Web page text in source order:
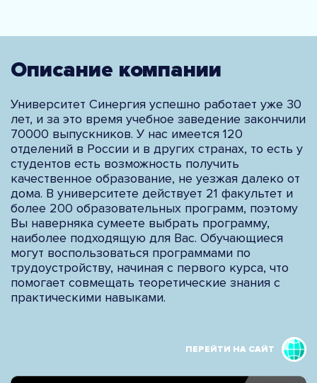
Описание компании
Университет Синергия успешно работает уже 30
лет, и за это время учебное заведение закончили
70000 выпускников. У нас имеется 120
отделений в России и в других странах, то есть у
студентов есть возможность получить
качественное образование, не уезжая далеко от
дома. В университете действует 21 факультет и
более 200 образовательных программ, поэтому
Вы наверняка сумеете выбрать программу,
наиболее подходящую для Вас. Обучающиеся
могут воспользоваться программами по
трудоустройству, начиная с первого курса, что
помогает совмещать теоретические знания с
практическими навыками.
ПЕРЕЙТИ НА САЙТ